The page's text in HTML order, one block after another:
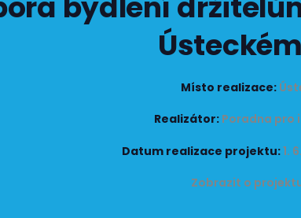
Místo realizace:
Realizátor:Poradna pro
Datum realizace projektu:1.
Zobrazit o